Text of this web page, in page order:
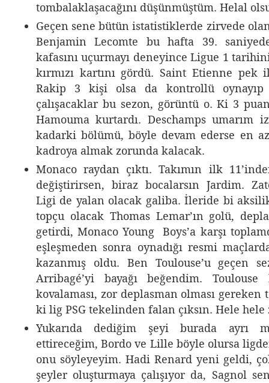
tombalaklaşacağını düşünmüştüm. Helal
Geçen sene bütün istatistiklerde zirvede
Benjamin Lecomte bu hafta 39. saniyede
kafasını uçurmayı deneyince Ligue 1
kırmızı kartını gördü. Saint Etienne pek
Rakip 3 kişi olsa da kontrollü oynayıp
çalışacaklar bu sezon, görüntü o. Ki 3
Hamouma kurtardı. Deschamps umarım
kadarki bölümü, böyle devam ederse en
kadroya almak zorunda kalacak.
Monaco raydan çıktı. Takımın ilk
değiştirirsen, biraz bocalarsın Jardim.
Ligi de yalan olacak galiba. İleride bi
topçu olacak Thomas Lemar’ın golü,
getirdi, Monaco Young Boys’a karşı
eşleşmeden sonra oynadığı resmi
kazanmış oldu. Ben Toulouse’u geçen
Arribagé’yi bayağı beğendim.
kovalaması, zor deplasman olması
ki lig PSG tekelinden falan çıksın. Hele
Yukarıda dediğim şeyi burada ayrı
ettireceğim, Bordo ve Lille böyle olursa
onu söyleyeyim. Hadi Renard yeni geldi,
şeyler oluşturmaya çalışıyor da, Sagnol